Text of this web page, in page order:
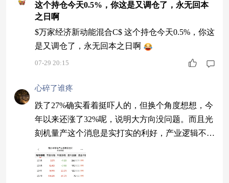
这个持仓今天0.5%，你这是又调仓了，永无回本
之日啊
$万家经济新动能混合C$ 这个持仓今天0.5%，你这
是又调仓了，永无回本之日啊
07-29 20:15
心碎了谁疼
跌了27%确实看着挺吓人的，但换个角度想想，今
年以来还涨了32%呢，说明大方向没问题。而且光
刻机量产这个消息是实打实的利好，产业逻辑不但
没变反而更好了。这个回调在长期视角下反而给了
一个不错的上车机会，至少我是这么看的。$南方
半导体产业股票发起C$